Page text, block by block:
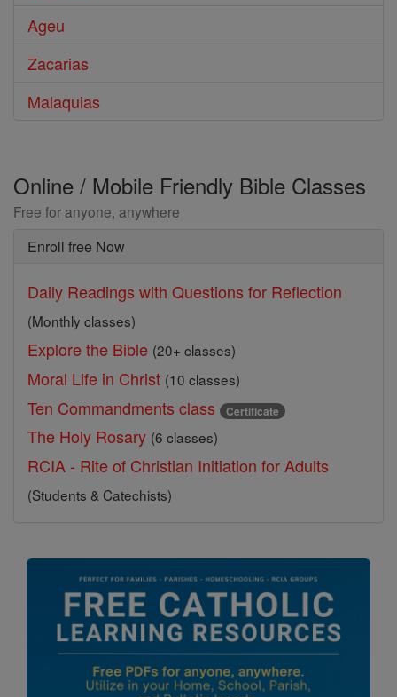
Ageu
Zacarias
Malaquias
Online / Mobile Friendly Bible Classes
Free for anyone, anywhere
Enroll free Now
Daily Readings with Questions for Reflection
(Monthly classes)
Explore the Bible (20+ classes)
Moral Life in Christ (10 classes)
Ten Commandments class Certificate
The Holy Rosary (6 classes)
RCIA - Rite of Christian Initiation for Adults
(Students & Catechists)